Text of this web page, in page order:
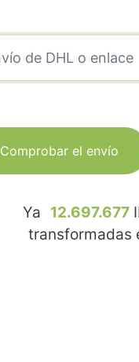
Comprobar el envío
Ya 12.697.677
transformadas